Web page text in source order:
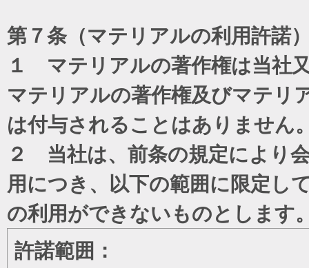
第７条（マテリアルの利用許諾
１ マテリアルの著作権は当社
マテリアルの著作権及びマテリ
は付与されることはありません
２ 当社は、前条の規定により
用につき、以下の範囲に限定し
の利用ができないものとします
許諾範囲：